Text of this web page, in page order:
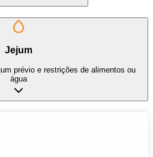
Jejum
prévio e restrições de alimentos ou
água